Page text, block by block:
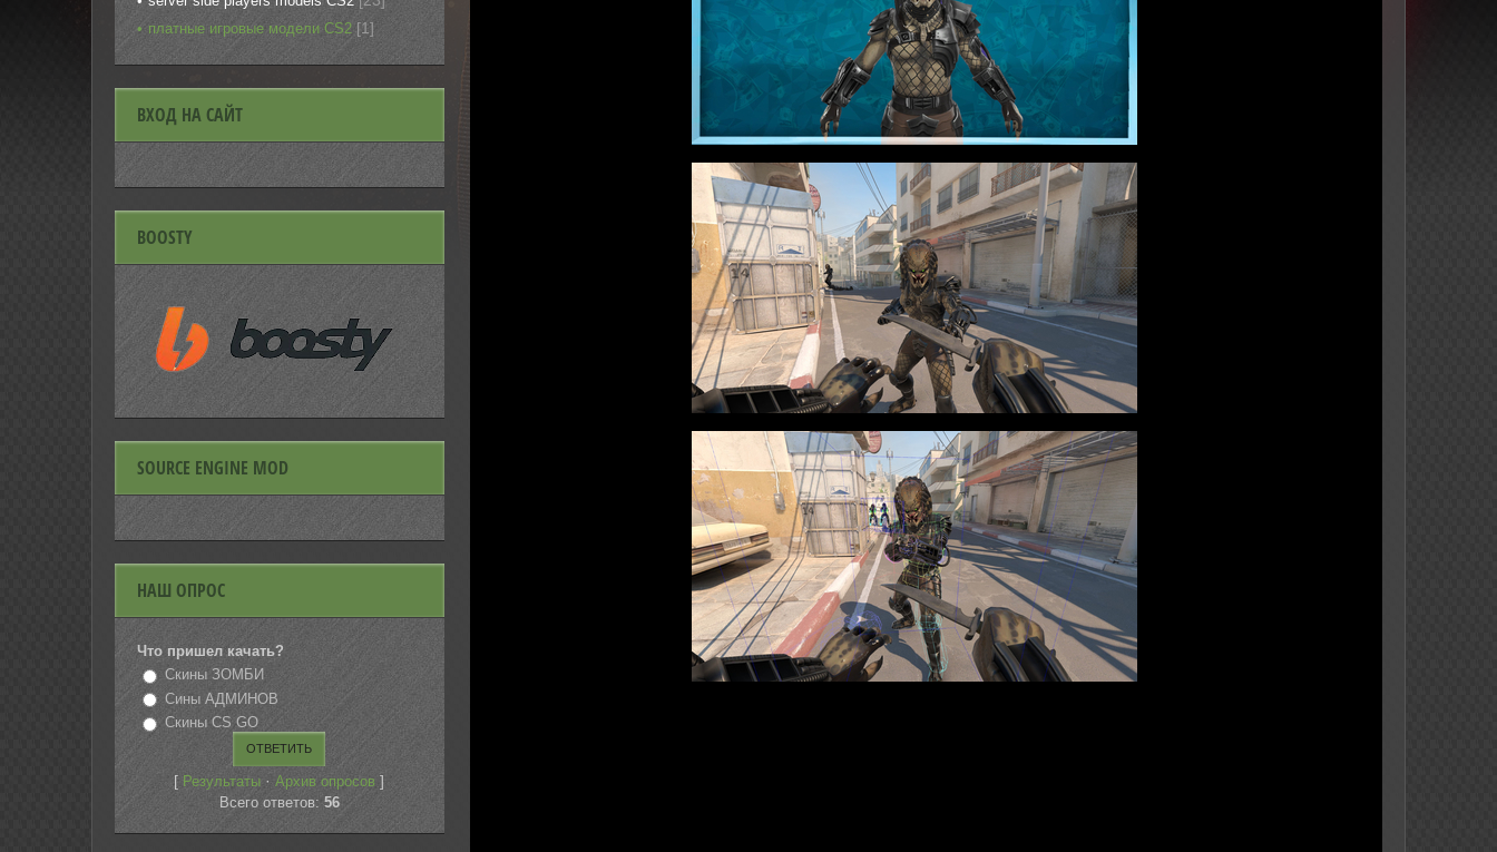
платные игровые модели CS2 [1]
ВХОД НА САЙТ
BOOSTY
SOURCE ENGINE MOD
НАШ ОПРОС
Что пришел качать?
Скины ЗОМБИ
Сины АДМИНОВ
Скины CS GO
[ Результаты ·Архив опросов ]
Всего ответов: 56